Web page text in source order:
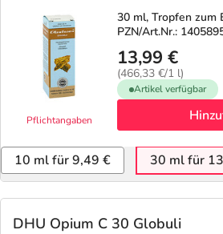
Pflichtangaben
30 ml, Tropfen zum
PZN/Art.Nr.:
13,99 €
(466,33 €/1 l)
Artikel verfügbar
10 ml für 9,49 € 30 ml für
DHU Opium C 30 Globuli